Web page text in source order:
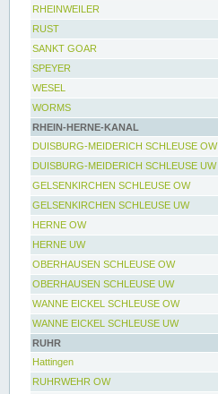
RHEINWEILER
RUST
SANKT GOAR
SPEYER
WESEL
WORMS
RHEIN-HERNE-KANAL
DUISBURG-MEIDERICH SCHLEUSE OW
DUISBURG-MEIDERICH SCHLEUSE UW
GELSENKIRCHEN SCHLEUSE OW
GELSENKIRCHEN SCHLEUSE UW
HERNE OW
HERNE UW
OBERHAUSEN SCHLEUSE OW
OBERHAUSEN SCHLEUSE UW
WANNE EICKEL SCHLEUSE OW
WANNE EICKEL SCHLEUSE UW
RUHR
Hattingen
RUHRWEHR OW